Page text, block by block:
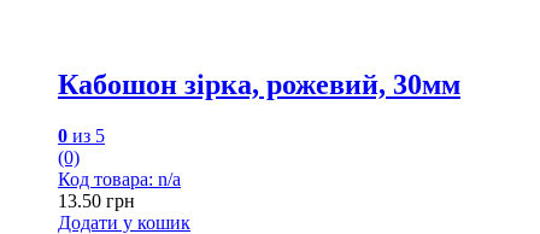
Кабошон зірка, рожевий, 30мм
0 из 5
(0)
Код товара: n/a
13.50 грн
Додати у кошик